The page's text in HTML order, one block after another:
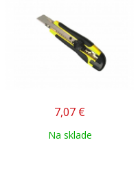
7,07 €
Na sklade